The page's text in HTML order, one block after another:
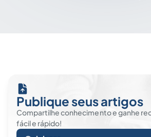
Publique seus artigos
Compartilhe conhecimento e ganhe
fácil e rápido!